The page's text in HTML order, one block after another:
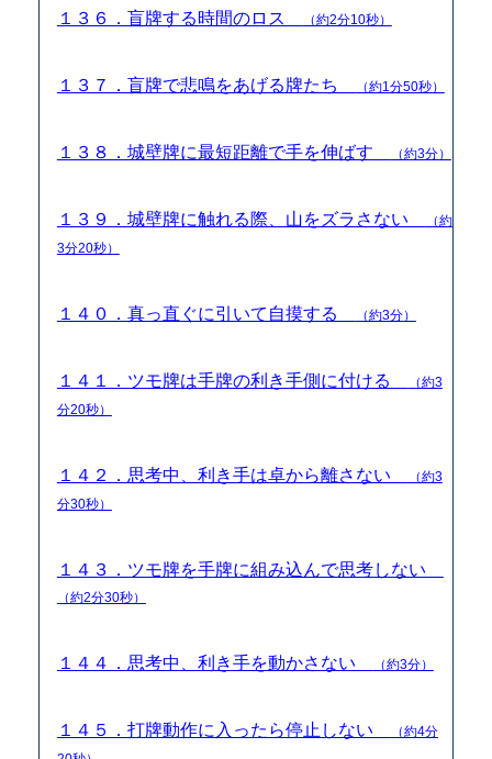
１３６．盲牌する時間のロス （約2分10秒）
１３７．盲牌で悲鳴をあげる牌たち （約1分50秒）
１３８．城壁牌に最短距離で手を伸ばす （約3分）
１３９．城壁牌に触れる際、山をズラさない
（約
3分20秒）
１４０．真っ直ぐに引いて自摸する （約3分）
１４１．ツモ牌は手牌の利き手側に付ける
（約3
分20秒）
１４２．思考中、利き手は卓から離さない
（約3
分30秒）
１４３．ツモ牌を手牌に組み込んで思考しない
（約2分30秒）
１４４．思考中、利き手を動かさない （約3分）
１４５．打牌動作に入ったら停止しない
（約4分